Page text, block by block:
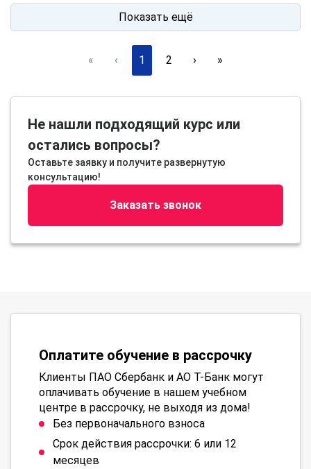
Показать ещё
« ‹ 1 2 › »
Не нашли подходящий курс или
остались вопросы?
Оставьте заявку и получите развернутую
консультацию!
Заказать звонок
Оплатите обучение в рассрочку
Клиенты ПАО Сбербанк и АО Т-Банк могут
оплачивать обучение в нашем учебном
центре в рассрочку, не выходя из дома!
Без первоначального взноса
Срок действия рассрочки: 6 или 12
месяцев